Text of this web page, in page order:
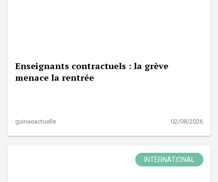
Enseignants contractuels : la grève
menace la rentrée
guineeactuelle 02/08/2026
INTERNATIONAL